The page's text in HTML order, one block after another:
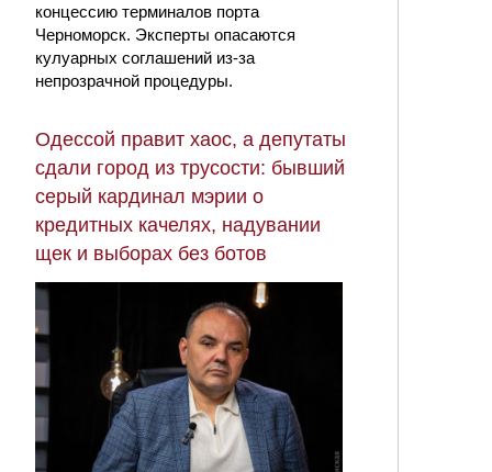
концессию терминалов порта
Черноморск. Эксперты опасаются
кулуарных соглашений из-за
непрозрачной процедуры.
Одессой правит хаос, а депутаты
сдали город из трусости: бывший
серый кардинал мэрии о
кредитных качелях, надувании
щек и выборах без ботов